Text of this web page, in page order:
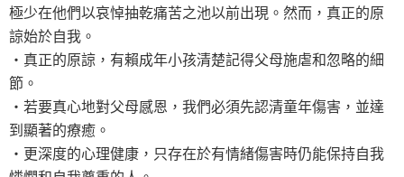
極少在他們以哀悼抽乾痛苦之池以前出現。然而，真正的原
諒始於自我。
‧真正的原諒，有賴成年小孩清楚記得父母施虐和忽略的細
節。
‧若要真心地對父母感恩，我們必須先認清童年傷害，並達
到顯著的療癒。
‧更深度的心理健康，只存在於有情緒傷害時仍能保持自我